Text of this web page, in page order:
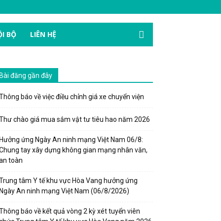
BỘ LIÊN HỆ
Bài đăng gần đây
báo về việc điều chỉnh giá xe chuyển viện
chào giá mua sắm vật tư tiêu hao năm 2026
Hưởng ứng Ngày An ninh mạng Việt Nam 06/8:
tay xây dựng không gian mạng nhân văn,
toàn
tâm Y tế khu vực Hòa Vang hưởng ứng
Ngày An ninh mạng Việt Nam (06/8/2026)
báo về kết quả vòng 2 kỳ xét tuyển viên